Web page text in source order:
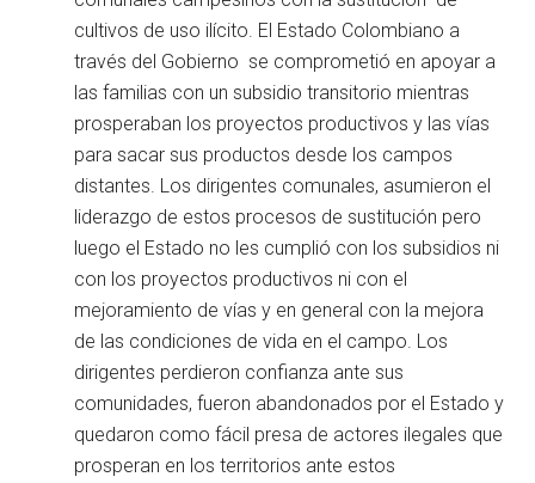
cultivos de uso ilícito. El Estado Colombiano a
través del Gobierno se comprometió en apoyar a
las familias con un subsidio transitorio mientras
prosperaban los proyectos productivos y las vías
para sacar sus productos desde los campos
distantes. Los dirigentes comunales, asumieron el
liderazgo de estos procesos de sustitución pero
luego el Estado no les cumplió con los subsidios ni
con los proyectos productivos ni con el
mejoramiento de vías y en general con la mejora
de las condiciones de vida en el campo. Los
dirigentes perdieron confianza ante sus
comunidades, fueron abandonados por el Estado y
quedaron como fácil presa de actores ilegales que
prosperan en los territorios ante estos